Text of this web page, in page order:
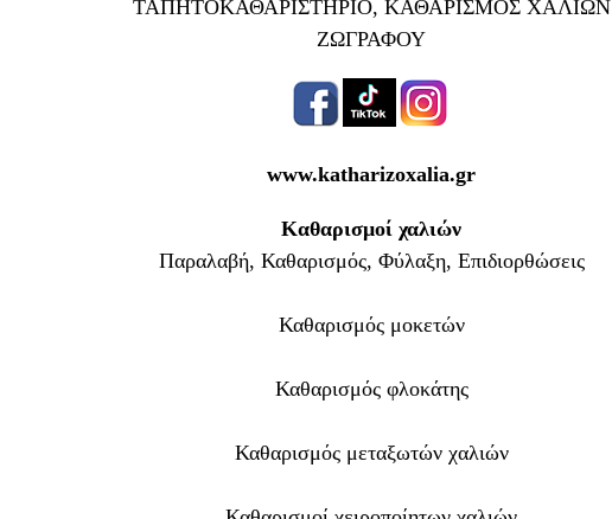
ΤΑΠΗΤΟΚΑΘΑΡΙΣΤΗΡΙΟ, ΚΑΘΑΡΙΣΜΟΣ ΧΑΛΙΩΝ
ΖΩΓΡΑΦΟΥ
www.katharizoxalia.gr
Καθαρισμοί χαλιών
Παραλαβή, Καθαρισμός, Φύλαξη, Επιδιορθώσεις
Καθαρισμός μοκετών
Καθαρισμός φλοκάτης
Καθαρισμός μεταξωτών χαλιών